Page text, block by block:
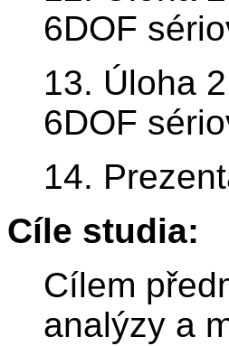
6DOF
13. Úloha
6DOF
14.
Cíle studia:
Cílem
analýzy a